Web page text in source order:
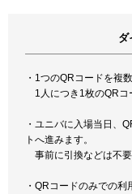
ダ
・1つのQRコードを複
1人につき1枚のQRコ
・ユニバに入場当日、
トへ進みます。
事前に引換などは不要
・QRコードのみでの利